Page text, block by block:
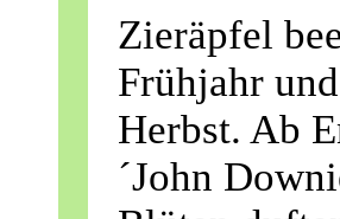
Zieräpfel
Frühjahr
Herbst. Ab
´John